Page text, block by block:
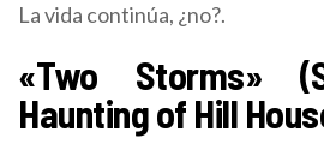
La vida continúa, ¿no?.
«Two Storms»
Haunting of Hill